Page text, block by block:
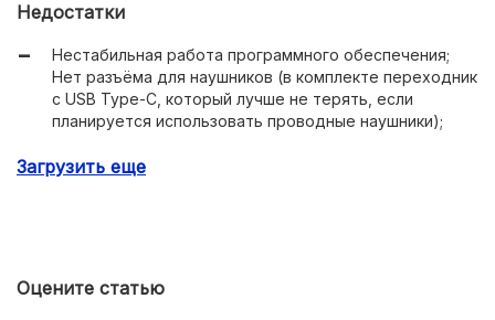
Недостатки
Нестабильная работа программного обеспечения;
Нет разъёма для наушников (в комплекте переходник
с USB Type-C, который лучше не терять, если
планируется использовать проводные наушники);
Плохая совместимость с внешним оборудованием от
Bluetooth (в смартфоне установлен слишком новый
Загрузить еще
Оцените статью